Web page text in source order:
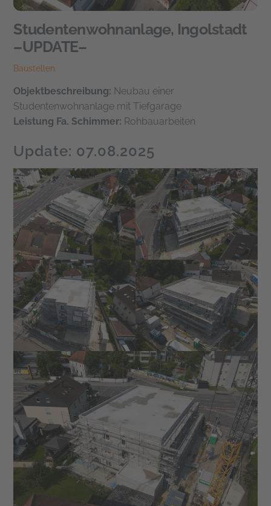
Studentenwohnanlage, Ingolstadt
–UPDATE–
Baustellen
Objektbeschreibung: Neubau einer
Studentenwohnanlage mit Tiefgarage
Leistung Fa. Schimmer: Rohbauarbeiten
Update: 07.08.2025